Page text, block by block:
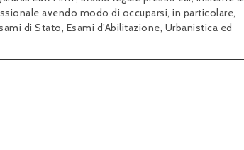
avendo modo di occuparsi, in particolare,
di Stato, Esami d’Abilitazione, Urbanistica ed